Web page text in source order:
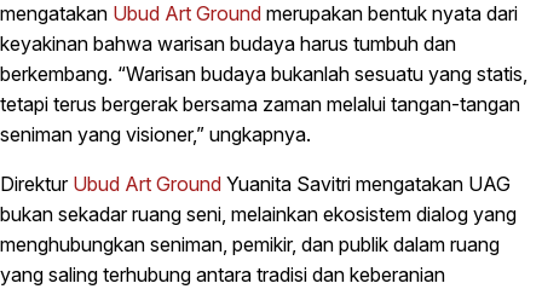
mengatakan Ubud Art Ground merupakan bentuk nyata dari
keyakinan bahwa warisan budaya harus tumbuh dan
berkembang. “Warisan budaya bukanlah sesuatu yang statis,
tetapi terus bergerak bersama zaman melalui tangan-tangan
seniman yang visioner,” ungkapnya.
Direktur Ubud Art Ground Yuanita Savitri mengatakan UAG
bukan sekadar ruang seni, melainkan ekosistem dialog yang
menghubungkan seniman, pemikir, dan publik dalam ruang
yang saling terhubung antara tradisi dan keberanian